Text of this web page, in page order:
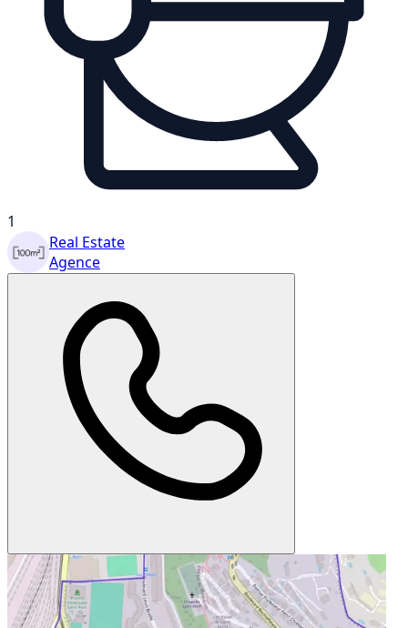
1
Real Estate
Agence